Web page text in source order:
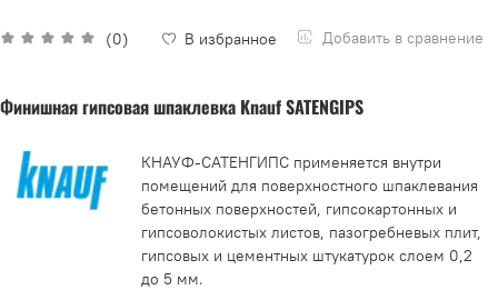
(0) В избранное Добавить в сравнение
Финишная гипсовая шпаклевка Knauf SATENGIPS
КНАУФ-САТЕНГИПС применяется внутри
помещений для поверхностного шпаклевания
бетонных поверхностей, гипсокартонных и
гипсоволокистых листов, пазогребневых плит,
гипсовых и цементных штукатурок слоем 0,2
до 5 мм.